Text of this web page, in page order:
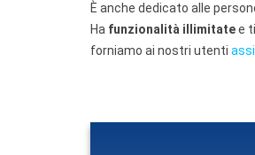
È anche dedicato alle
Ha funzionalità illimitatee
forniamo ai nostri utenti